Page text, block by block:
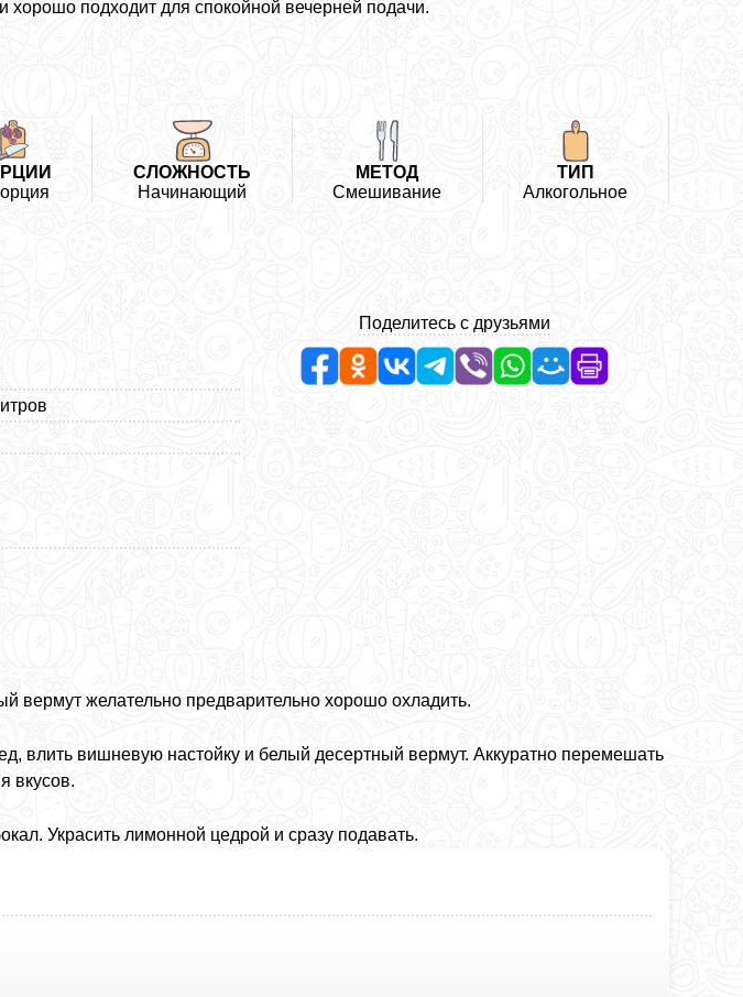
хорошо подходит для спокойной вечерней подачи.
СЛОЖНОСТЬ
Начинающий
МЕТОД
Смешивание
ТИП
Алкогольное
Поделитесь с друзьями
вермут желательно предварительно хорошо охладить.
влить вишневую настойку и белый десертный вермут. Аккуратно перемешать
вкусов.
Украсить лимонной цедрой и сразу подавать.